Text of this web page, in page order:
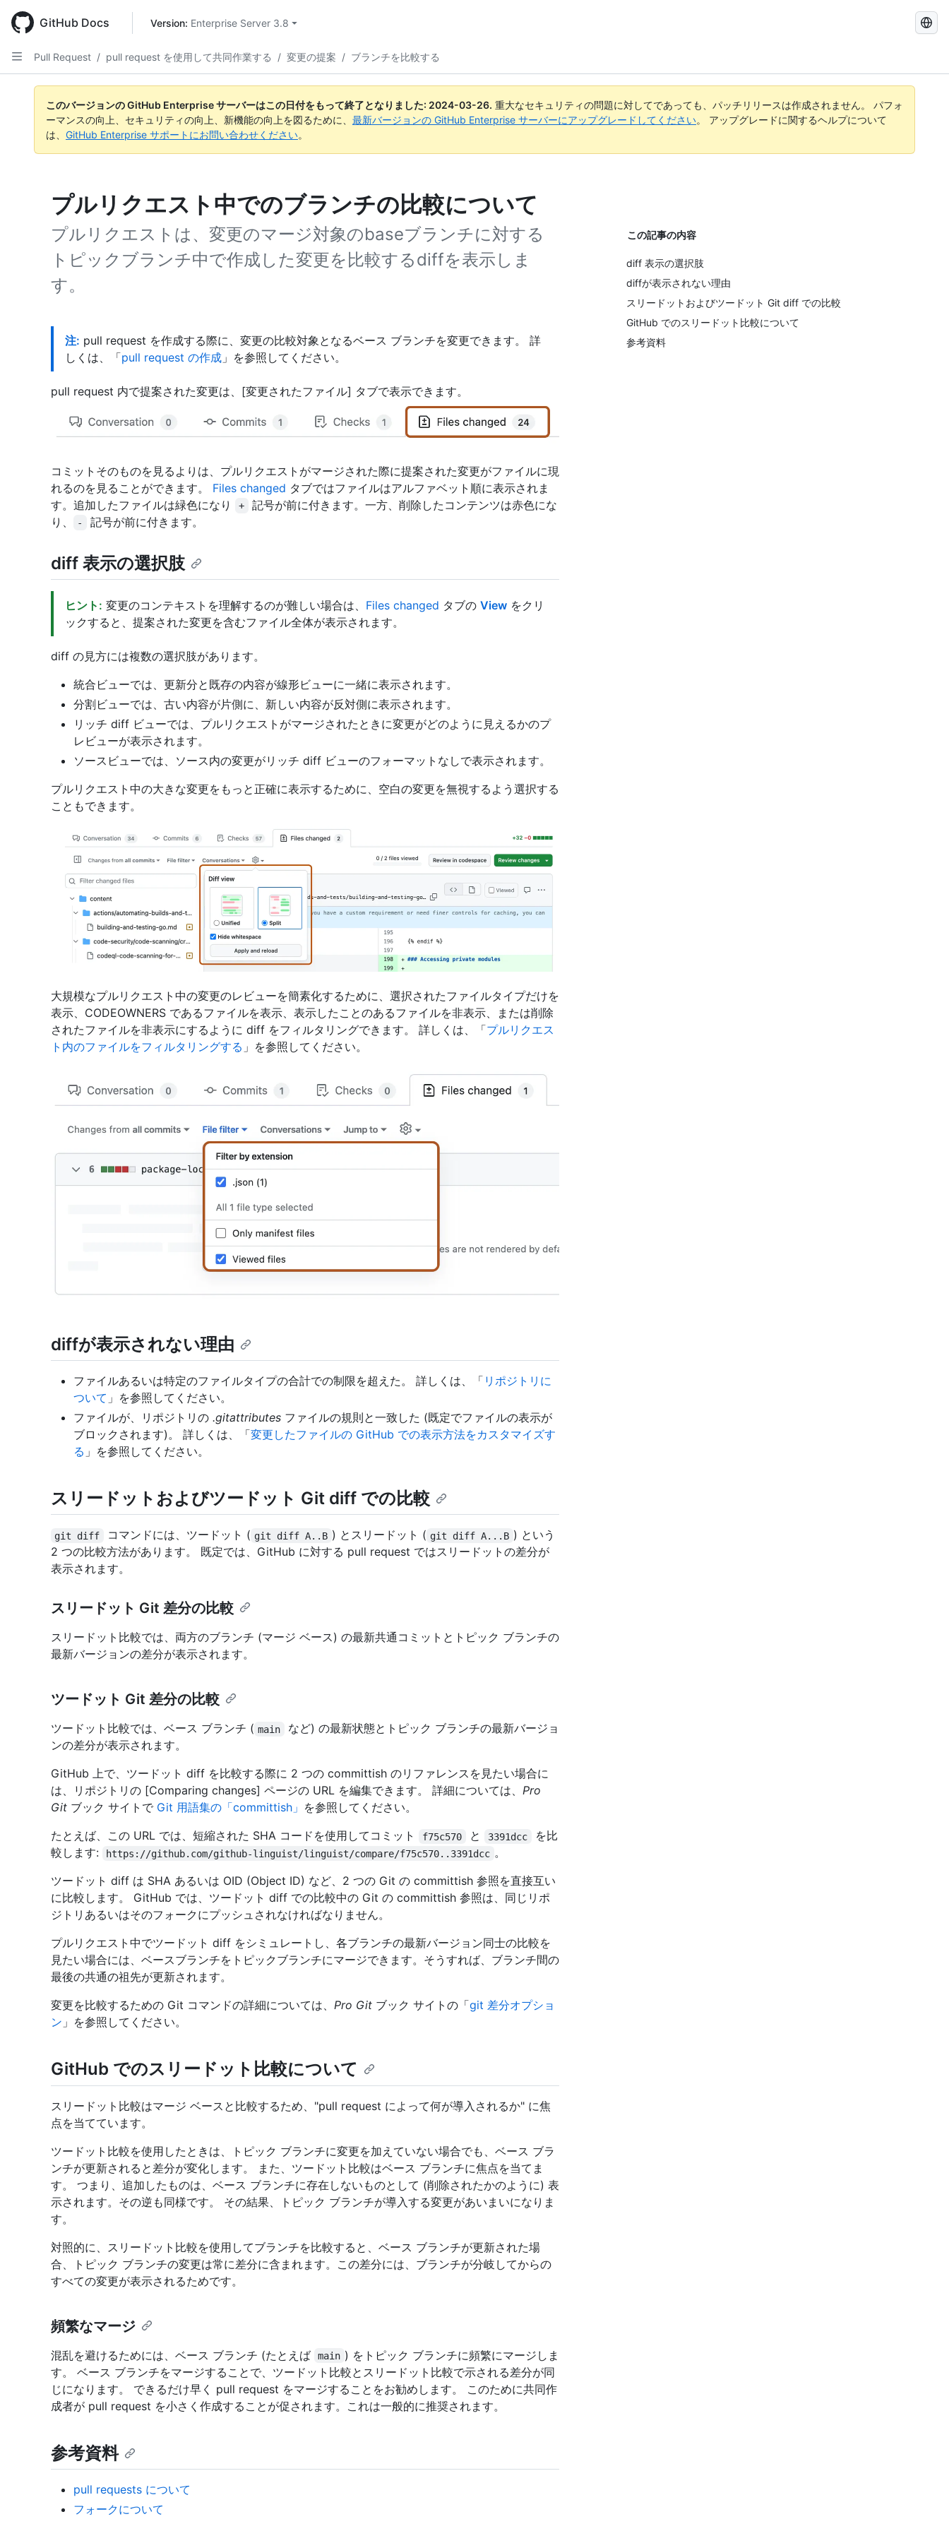
main
content
GitHub Docs Version: Enterprise Server 3.8
GitHub
検
索
Pull Request / pull request を使用して共同作業する / 変更の提案 / ブランチを比較する
このバージョンの GitHub Enterprise サーバーはこの日付をもって終了となりました: 2024-03-26. 重大なセキュリティの問題に対してであっても、パッチリリースは作成されません。 パフォ
ーマンスの向上、セキュリティの向上、新機能の向上を図るために、 最新バージョンの GitHub Enterprise サーバーにアップグレードしてください。 アップグレードに関するヘルプについて
は、 GitHub Enterprise サポートにお問い合わせください。
プルリクエスト中でのブランチの比較について
プルリクエストは、変更のマージ対象のbaseブランチに対する
トピックブランチ中で作成した変更を比較するdiffを表示しま
す。
この記事の内容
diff 表示の選択肢
diffが表示されない理由
スリードットおよびツードット Git diff での比較
GitHub でのスリードット比較について
参考資料
注: pull request を作成する際に、変更の比較対象となるベース ブランチを変更できます。 詳
しくは、「pull request の作成 」を参照してください。
pull request 内で提案された変更は、[変更されたファイル] タブで表示できます。
コミットそのものを見るよりは、プルリクエストがマージされた際に提案された変更がファイルに現
れるのを見ることができます。 Files changed タブではファイルはアルファベット順に表示されま
す。追加したファイルは緑色になり
+
記号が前に付きます。一方、削除したコンテンツは赤色にな
り、
- 記号が前に付きます。
diff 表示の選択肢
ヒント: 変更のコンテキストを理解するのが難しい場合は、 Files changed タブの View をクリ
ックすると、提案された変更を含むファイル全体が表示されます。
diff の見方には複数の選択肢があります。
統合ビューでは、更新分と既存の内容が線形ビューに一緒に表示されます。
分割ビューでは、古い内容が片側に、新しい内容が反対側に表示されます。
リッチ diff ビューでは、プルリクエストがマージされたときに変更がどのように見えるかのプ
レビューが表示されます。
ソースビューでは、ソース内の変更がリッチ diff ビューのフォーマットなしで表示されます。
プルリクエスト中の大きな変更をもっと正確に表示するために、空白の変更を無視するよう選択する
こともできます。
大規模なプルリクエスト中の変更のレビューを簡素化するために、選択されたファイルタイプだけを
表示、CODEOWNERS であるファイルを表示、表示したことのあるファイルを非表示、または削除
されたファイルを非表示にするように diff をフィルタリングできます。 詳しくは、「プルリクエス
ト内のファイルをフィルタリングする 」を参照してください。
diffが表示されない理由
ファイルあるいは特定のファイルタイプの合計での制限を超えた。 詳しくは、「 リポジトリに
ついて 」を参照してください。
ファイルが、リポジトリの .gitattributes ファイルの規則と一致した (既定でファイルの表示が
ブロックされます)。 詳しくは、「変更したファイルの GitHub での表示方法をカスタマイズす
る 」を参照してください。
スリードットおよびツードット Git diff での比較
git diff コマンドには、ツードット ( git diff A..B ) とスリードット ( git diff A...B ) という
2 つの比較方法があります。 既定では、GitHub に対する pull request ではスリードットの差分が
表示されます。
スリードット Git 差分の比較
スリードット比較では、両方のブランチ (マージ ベース) の最新共通コミットとトピック ブランチの
最新バージョンの差分が表示されます。
ツードット Git 差分の比較
ツードット比較では、ベース ブランチ ( main
など) の最新状態とトピック ブランチの最新バージョ
ンの差分が表示されます。
GitHub 上で、ツードット diff を比較する際に 2 つの committish のリファレンスを見たい場合に
は、リポジトリの [Comparing changes] ページの URL を編集できます。 詳細については、 Pro
Git ブック サイトで Git 用語集の「committish」 を参照してください。
たとえば、この URL では、短縮された SHA コードを使用してコミット
f75c570 と 3391dcc
を比
較します:
https://github.com/github-linguist/linguist/compare/f75c570..3391dcc 。
ツードット diff は SHA あるいは OID (Object ID) など、2 つの Git の committish 参照を直接互い
に比較します。 GitHub では、ツードット diff での比較中の Git の committish 参照は、同じリポ
ジトリあるいはそのフォークにプッシュされなければなりません。
プルリクエスト中でツードット diff をシミュレートし、各ブランチの最新バージョン同士の比較を
見たい場合には、ベースブランチをトピックブランチにマージできます。そうすれば、ブランチ間の
最後の共通の祖先が更新されます。
変更を比較するための Git コマンドの詳細については、 Pro Git ブック サイトの「git 差分オプショ
ン 」を参照してください。
GitHub でのスリードット比較について
スリードット比較はマージ ベースと比較するため、"pull request によって何が導入されるか" に焦
点を当てています。
ツードット比較を使用したときは、トピック ブランチに変更を加えていない場合でも、ベース ブラ
ンチが更新されると差分が変化します。 また、ツードット比較はベース ブランチに焦点を当てま
す。 つまり、追加したものは、ベース ブランチに存在しないものとして (削除されたかのように) 表
示されます。その逆も同様です。 その結果、トピック ブランチが導入する変更があいまいになりま
す。
対照的に、スリードット比較を使用してブランチを比較すると、ベース ブランチが更新された場
合、トピック ブランチの変更は常に差分に含まれます。この差分には、ブランチが分岐してからの
すべての変更が表示されるためです。
頻繁なマージ
混乱を避けるためには、ベース ブランチ (たとえば main ) をトピック ブランチに頻繁にマージしま
す。 ベース ブランチをマージすることで、ツードット比較とスリードット比較で示される差分が同
じになります。 できるだけ早く pull request をマージすることをお勧めします。 このために共同作
成者が pull request を小さく作成することが促されます。これは一般的に推奨されます。
参考資料
pull requests について
フォークについて